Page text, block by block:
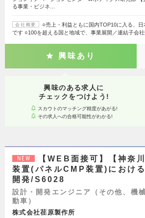
る事業・ビジネ…
会社概要
○売上・利益ともに国内TOP10に入る、
です ○100を超える国と地域で、事業展開／連結子会
興味あり
興味のある求人に
チェックをつけよう!
スカウトのマッチング精度があがる!
その求人への合格可能性がわかる!
NEW
【WEB面接可】【神奈
装置(パネルCMP装置)におけ
開発/S6028
設計・開発エンジニア（その他、機
動車）
株式会社荏原製作所